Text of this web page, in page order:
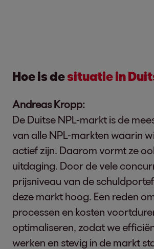
Hoe is desituatie in
Andreas Kropp:
De Duitse NPL-markt is de
van alle NPL-markten waarin
actief zijn. Daarom vormt ze
uitdaging. Door de vele
prijsniveau van de
deze markt hoog. Een reden
processen en kosten
optimaliseren, zodat we
werken en stevig in de markt